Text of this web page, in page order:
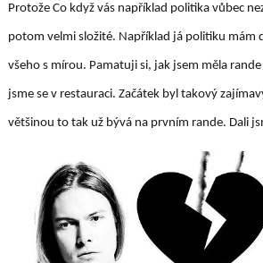
Protože Co když vás například politika vůbec
potom velmi složité. Například já politiku mám
všeho s mírou. Pamatuji si, jak jsem měla
jsme se v restauraci. Začátek byl takový
většinou to tak už bývá na prvním rande. Dali